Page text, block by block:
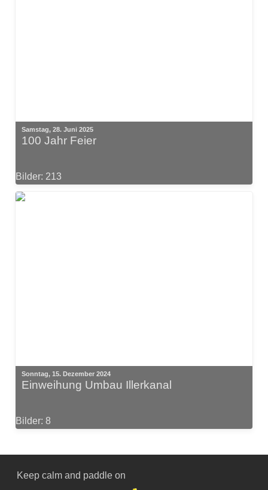
Samstag, 28. Juni 2025
100 Jahr Feier
Bilder: 213
Sonntag, 15. Dezember 2024
Einweihung Umbau Illerkanal
Bilder: 8
Keep calm and paddle on